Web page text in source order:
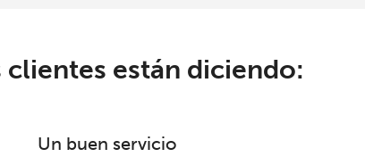
están diciendo:
Un buen servicio